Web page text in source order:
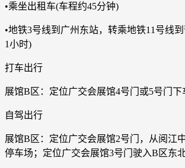
•乘坐出租车(车程约45分钟)
•地铁3号线到广州东站，转乘地铁11号线
1小时)
打车出行
展馆B区：定位广交会展馆4号门或5号门下
自驾出行
展馆B区：定位广交会展馆2号门，从阅江
停车场；定位广交会展馆3号门驶入B区东